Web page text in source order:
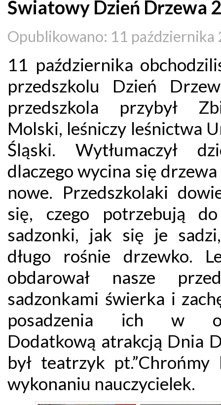
Światowy Dzień Drzewa
Opublikowano: 11 października
11 października
przedszkolu Dzień
przedszkola przybył
Molski, leśniczy leśnictwa
Śląski. Wytłumaczył
dlaczego wycina się
nowe. Przedszkolaki
się, czego potrzebują
sadzonki, jak się je
długo rośnie drzewko.
obdarował nasze
sadzonkami świerka i
posadzenia ich w
Dodatkową atrakcją Dnia
był teatrzyk pt.”Chrońmy
wykonaniu nauczycielek.